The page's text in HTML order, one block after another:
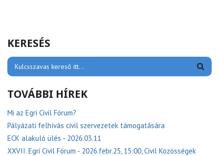
KERESÉS
TOVÁBBI HÍREK
Mi az Egri Civil Fórum?
Pályázati felhívás civil szervezetek támogatására
ECK alakuló ülés - 2026.03.11
XXVII. Egri Civil Fórum - 2026.febr.25, 15:00, Civil Közösségek